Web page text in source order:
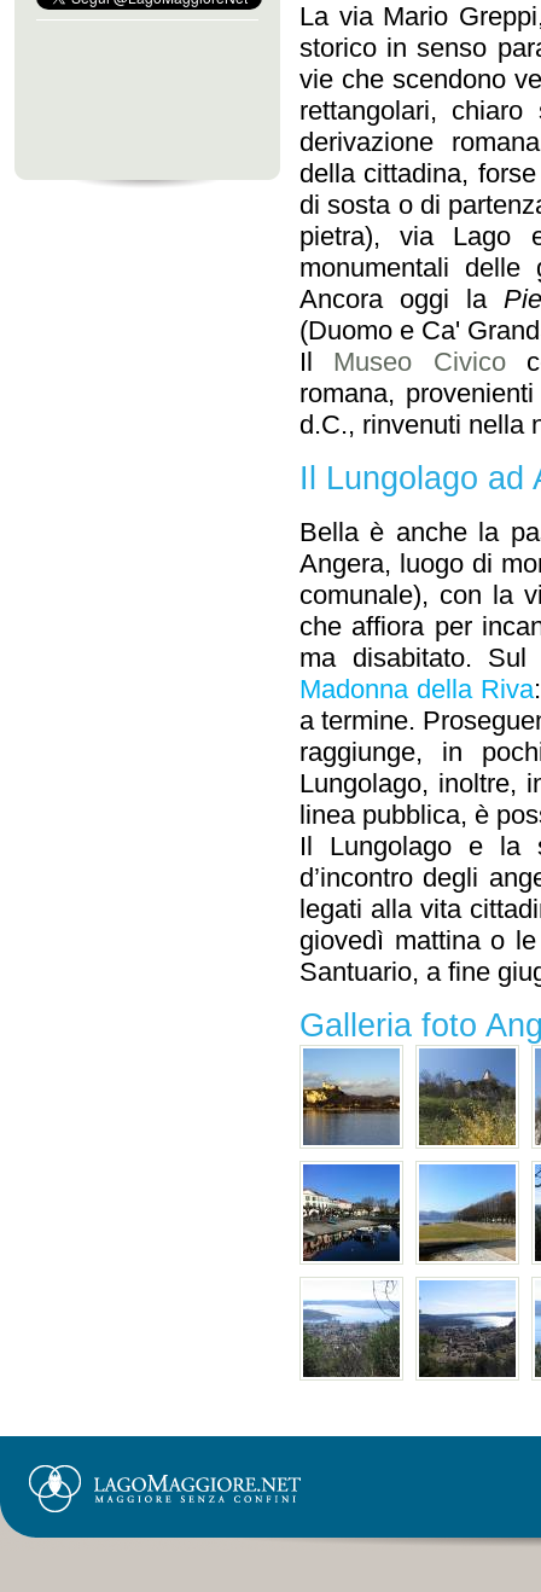
La via Mario
storico in senso
vie che scendono
rettangolari,
derivazione
della cittadina,
di sosta o di
pietra), via Lago
monumentali delle
Ancora oggi la
(Duomo e Ca'
Il Museo Civico
romana,
d.C., rinvenuti nella
Il Lungolago ad
Bella è anche la
Angera, luogo di
comunale), con la
che affiora per
ma disabitato.
Madonna della Riva
a termine.
raggiunge, in
Lungolago, inoltre,
linea pubblica, è
Il Lungolago e la
d’incontro degli
legati alla vita
giovedì mattina o
Santuario, a fine
Galleria foto